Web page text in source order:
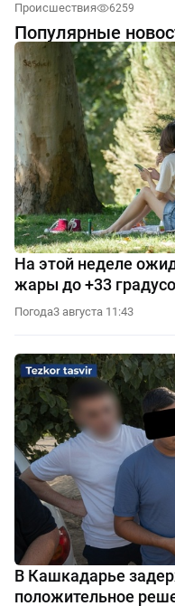
Происшествия 6259
Популярные
На этой неделе
жары до +33
Погода3 августа 11:43
В Кашкадарье
положительное